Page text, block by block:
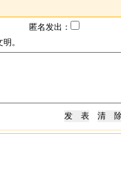
匿名发出：
。